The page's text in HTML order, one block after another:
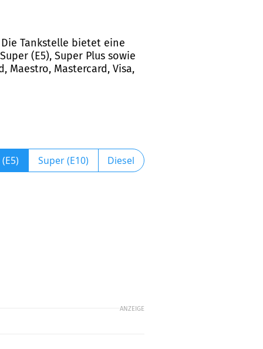
Tankstelle bietet eine
(E5), Super Plus sowie
Maestro, Mastercard, Visa,
Super (E10) Diesel
ANZEIGE